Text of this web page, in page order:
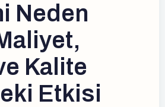
Neden
Kalite
Etkisi